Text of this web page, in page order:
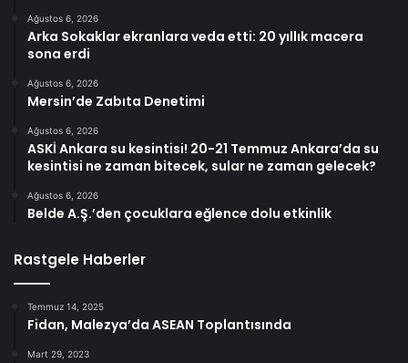
Ağustos 6, 2026
Arka Sokaklar ekranlara veda etti: 20 yıllık macera
sona erdi
Ağustos 6, 2026
Mersin’de Zabıta Denetimi
Ağustos 6, 2026
ASKİ Ankara su kesintisi! 20-21 Temmuz Ankara’da su
kesintisi ne zaman bitecek, sular ne zaman gelecek?
Ağustos 6, 2026
Belde A.Ş.’den çocuklara eğlence dolu etkinlik
Rastgele Haberler
Temmuz 14, 2025
Fidan, Malezya’da ASEAN Toplantısında
Mart 29, 2023